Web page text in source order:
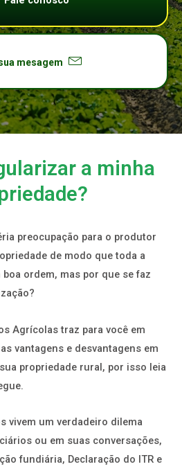
mesagem
a minha
preocupação para o produtor
de modo que toda a
ordem, mas por que se faz
Agrícolas traz para você em
vantagens e desvantagens em
propriedade rural, por isso leia
vivem um verdadeiro dilema
ou em suas conversações,
fundiária, Declaração do ITR e